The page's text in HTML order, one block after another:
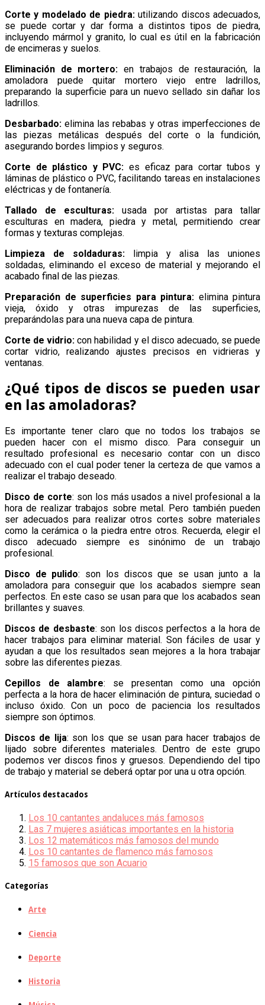
Corte y modelado de piedra:utilizando discos adecuados,
se puede cortar y dar forma a distintos tipos de piedra,
incluyendo mármol y granito, lo cual es útil en la fabricación
de encimeras y suelos.
Eliminación de mortero:en trabajos de restauración, la
amoladora puede quitar mortero viejo entre ladrillos,
preparando la superficie para un nuevo sellado sin dañar los
ladrillos.
Desbarbado:elimina las rebabas y otras imperfecciones de
las piezas metálicas después del corte o la fundición,
asegurando bordes limpios y seguros.
Corte de plástico y PVC: es eficaz para cortar tubos y
láminas de plástico o PVC, facilitando tareas en instalaciones
eléctricas y de fontanería.
Tallado de esculturas: usada por artistas para tallar
esculturas en madera, piedra y metal, permitiendo crear
formas y texturas complejas.
Limpieza de soldaduras: limpia y alisa las uniones
soldadas, eliminando el exceso de material y mejorando el
acabado final de las piezas.
Preparación de superficies para pintura: elimina pintura
vieja, óxido y otras impurezas de las superficies,
preparándolas para una nueva capa de pintura.
Corte de vidrio:con habilidad y el disco adecuado, se puede
cortar vidrio, realizando ajustes precisos en vidrieras y
ventanas.
¿Qué tipos de discos se pueden usar
en las amoladoras?
Es importante tener claro que no todos los trabajos se
pueden hacer con el mismo disco. Para conseguir un
resultado profesional es necesario contar con un disco
adecuado con el cual poder tener la certeza de que vamos a
realizar el trabajo deseado.
Disco de corte: son los más usados a nivel profesional a la
hora de realizar trabajos sobre metal. Pero también pueden
ser adecuados para realizar otros cortes sobre materiales
como la cerámica o la piedra entre otros. Recuerda, elegir el
disco adecuado siempre es sinónimo de un trabajo
profesional.
Disco de pulido: son los discos que se usan junto a la
amoladora para conseguir que los acabados siempre sean
perfectos. En este caso se usan para que los acabados sean
brillantes y suaves.
Discos de desbaste: son los discos perfectos a la hora de
hacer trabajos para eliminar material. Son fáciles de usar y
ayudan a que los resultados sean mejores a la hora trabajar
sobre las diferentes piezas.
Cepillos de alambre: se presentan como una opción
perfecta a la hora de hacer eliminación de pintura, suciedad o
incluso óxido. Con un poco de paciencia los resultados
siempre son óptimos.
Discos de lija: son los que se usan para hacer trabajos de
lijado sobre diferentes materiales. Dentro de este grupo
podemos ver discos finos y gruesos. Dependiendo del tipo
de trabajo y material se deberá optar por una u otra opción.
Artículos destacados
Los 10 cantantes andaluces más famosos
Las 7 mujeres asiáticas importantes en la historia
Los 12 matemáticos más famosos del mundo
Los 10 cantantes de flamenco más famosos
15 famosos que son Acuario
Categorías
Arte
Ciencia
Deporte
Historia